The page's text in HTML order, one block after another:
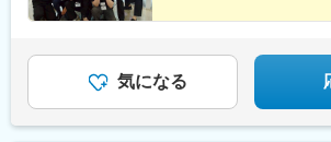
気になる